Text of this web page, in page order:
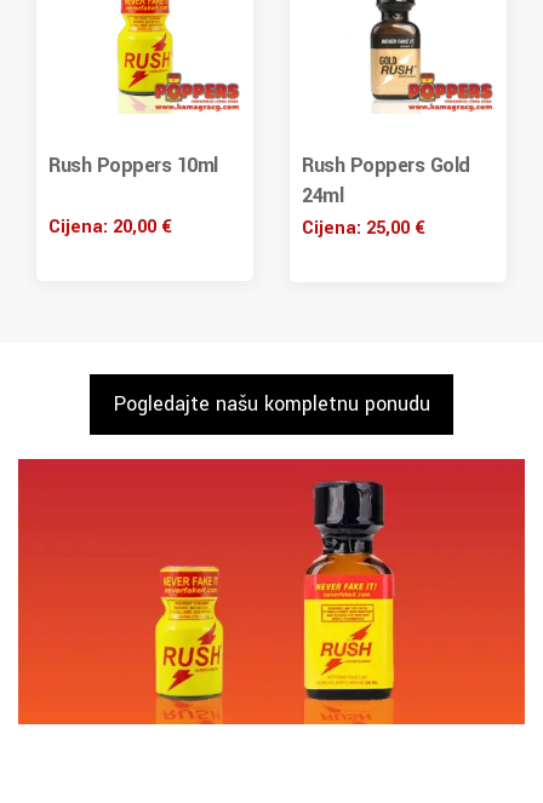
Rush Poppers 10ml
20,00 €
Rush Poppers Gold
24ml
25,00 €
Pogledajte našu kompletnu ponudu